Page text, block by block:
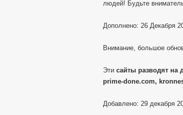
людей! Будьте
Дополнено: 26 Декабря
Внимание, большое
Эти сайты разводят на
prime-done.com,
Добавлено: 29 декабря